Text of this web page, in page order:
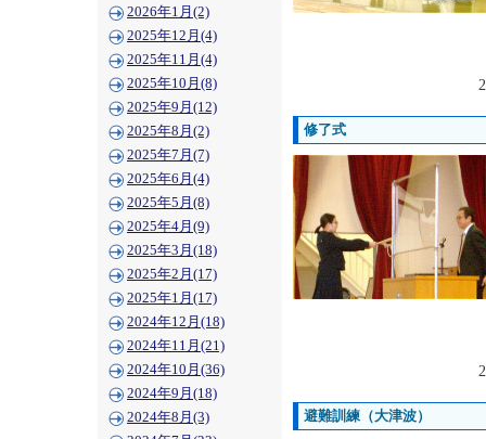
2026年1月(2)
2025年12月(4)
2025年11月(4)
2025年10月(8)
2025年9月(12)
2025年8月(2)
2025年7月(7)
2025年6月(4)
2025年5月(8)
2025年4月(9)
2025年3月(18)
2025年2月(17)
2025年1月(17)
2024年12月(18)
2024年11月(21)
2024年10月(36)
2024年9月(18)
2024年8月(3)
修了式
避難訓練（大津波）